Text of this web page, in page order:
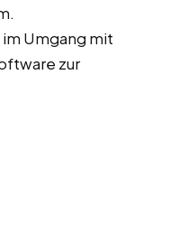
Umgang mit
zur